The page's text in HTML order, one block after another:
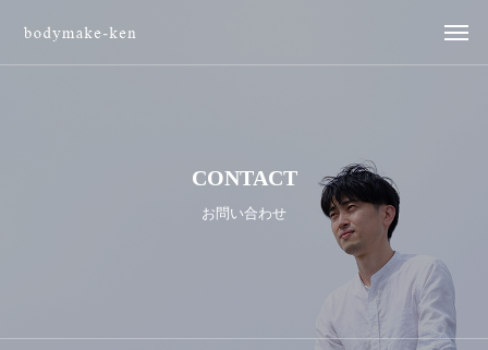
CONTACT
お問い合わせ